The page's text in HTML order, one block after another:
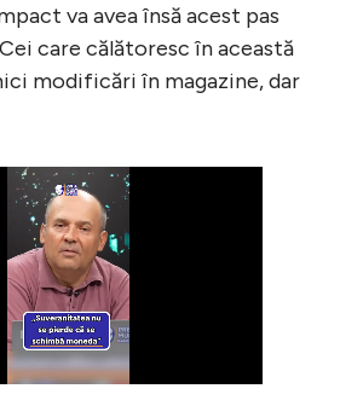
va avea însă acest pas
care călătoresc în această
modificări în magazine, dar